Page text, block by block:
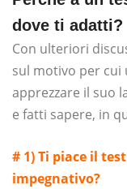
dove ti adatti?
Con ulteriori
sul motivo per cui
apprezzare il suo
e fatti sapere, in
# 1) Ti piace il
impegnativo?